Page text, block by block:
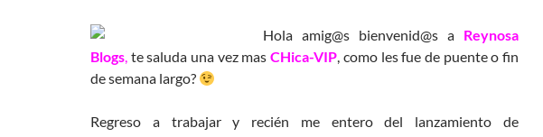
Hola amig@s bienvenid@s a Reynosa
Blogs, te saluda una vez masCHica-VIP, como les fue de puente o fin
de semana largo?
Regreso a trabajar y recién me entero del lanzamiento de